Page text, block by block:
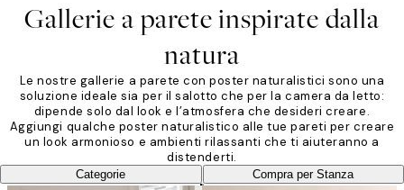
Gallerie a parete inspirate dalla
natura
Le nostre gallerie a parete con poster naturalistici sono una
soluzione ideale sia per il salotto che per la camera da letto:
dipende solo dal look e l’atmosfera che desideri creare.
Aggiungi qualche poster naturalistico alle tue pareti per creare
un look armonioso e ambienti rilassanti che ti aiuteranno a
distenderti.
Categorie Compra per Stanza